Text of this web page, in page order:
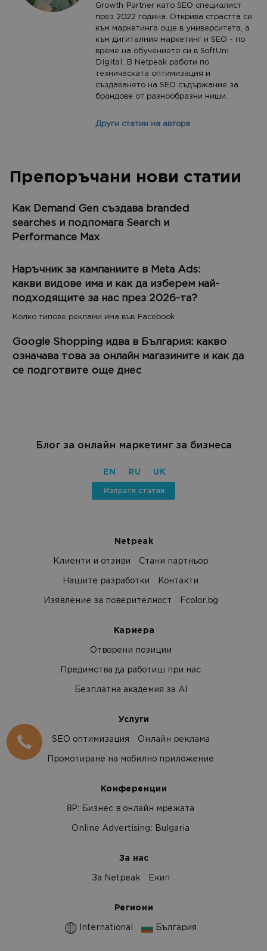
Growth Partner като SEO специалист
през 2022 година. Открива страстта си
към маркетинга още в университета, а
към дигиталния маркетинг и SEO - по
време на обучението си в SoftUni
Digital. В Netpeak работи по
техническата оптимизация и
създаването на SEO съдържание за
брандове от разнообразни ниши.
Други статии на автора
Препоръчани нови статии
Как Demand Gen създава branded
searches и подпомага Search и
Performance Max
Наръчник за кампаниите в Meta Ads:
какви видове има и как да изберем най-
подходящите за нас през 2026-та?
Колко типове реклами има във Facebook
Google Shopping идва в България: какво
означава това за онлайн магазините и как да
се подготвите още днес
Блог за онлайн маркетинг за бизнеса
EN RU UK
Изпрати статия
Netpeak
Клиенти и отзиви Стани партньор
Нашите разработки Контакти
Изявление за поверителност Fcolor.bg
Кариера
Отворени позиции
Предимства да работиш при нас
Безплатна академия за AI
Услуги
SEO оптимизация Онлайн реклама
Промотиране на мобилно приложение
Конференции
8Р: Бизнес в онлайн мрежата
Online Advertising: Bulgaria
За нас
За Netpeak Екип
Региони
International България